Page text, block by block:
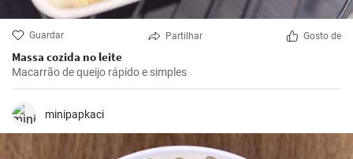
Guardar Partilhar Gosto de
Massa cozida no leite
Macarrão de queijo rápido e simples
minipapkaci